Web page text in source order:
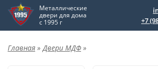
Металлические
двери для дома
с 1995 г
+7
Главная » Двери МДФ »